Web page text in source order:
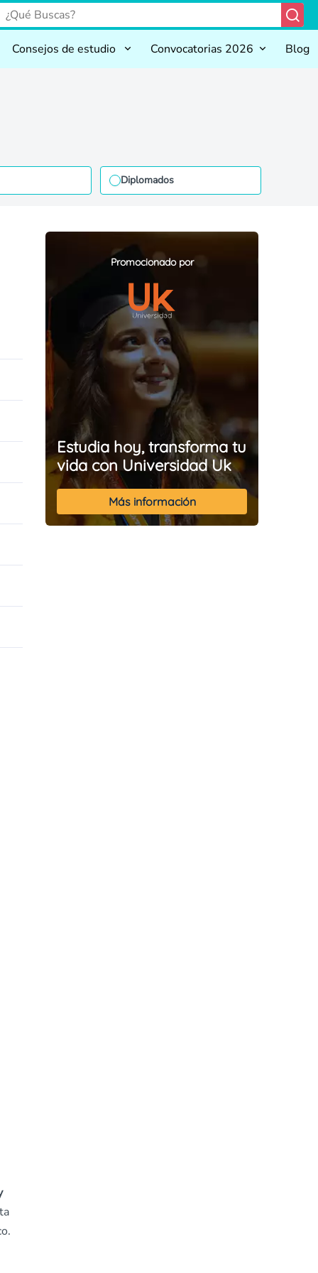
Consejos de estudio Convocatorias 2026 Blog
Diplomados
Promocionado por
Estudia hoy, transforma tu
vida con Universidad Uk
Más información